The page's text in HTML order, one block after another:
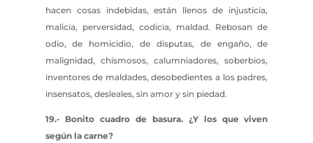
hacen cosas indebidas, están llenos de injusticia,
malicia, perversidad, codicia, maldad. Rebosan de
odio, de homicidio, de disputas, de engaño, de
malignidad, chismosos, calumniadores, soberbios,
inventores de maldades, desobedientes a los padres,
insensatos, desleales, sin amor y sin piedad.
19.- Bonito cuadro de basura. ¿Y los que viven
según la carne?